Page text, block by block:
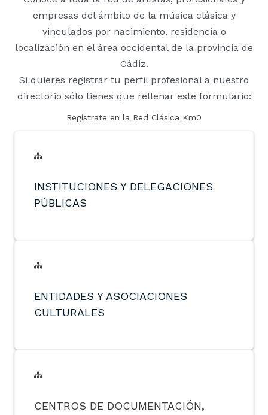
empresas del ámbito de la música clásica y
vinculados por nacimiento, residencia o
localización en el área occidental de la provincia de
Cádiz.
Si quieres registrar tu perfil profesional a nuestro
directorio sólo tienes que rellenar este formulario:
Regístrate en la Red Clásica Km0
INSTITUCIONES Y DELEGACIONES
PÚBLICAS
ENTIDADES Y ASOCIACIONES
CULTURALES
CENTROS DE DOCUMENTACIÓN,